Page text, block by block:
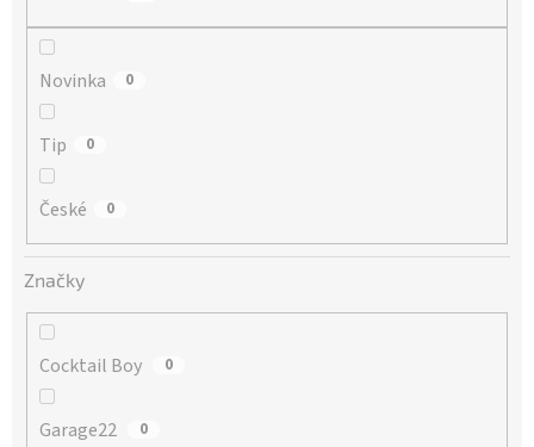
Novinka 0
Tip 0
České 0
Značky
Cocktail Boy 0
Garage22 0